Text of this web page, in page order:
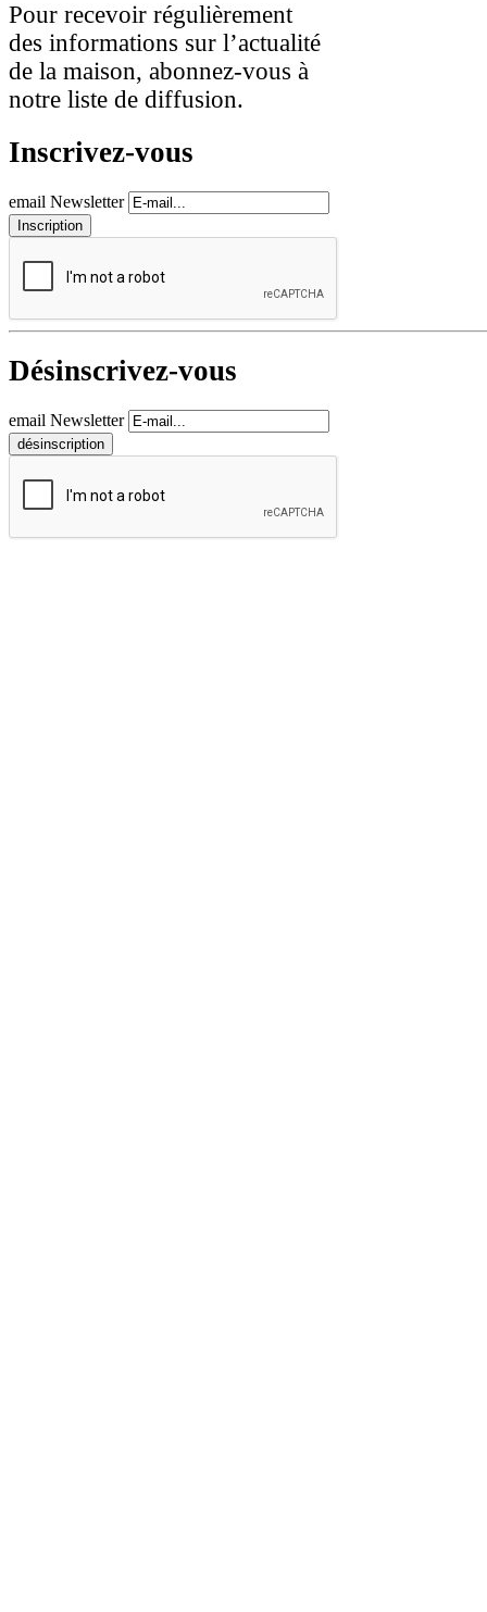
Pour recevoir régulièrement
des informations sur l’actualité
de la maison, abonnez-vous à
notre liste de diffusion.
Inscrivez-vous
email Newsletter
Désinscrivez-vous
email Newsletter